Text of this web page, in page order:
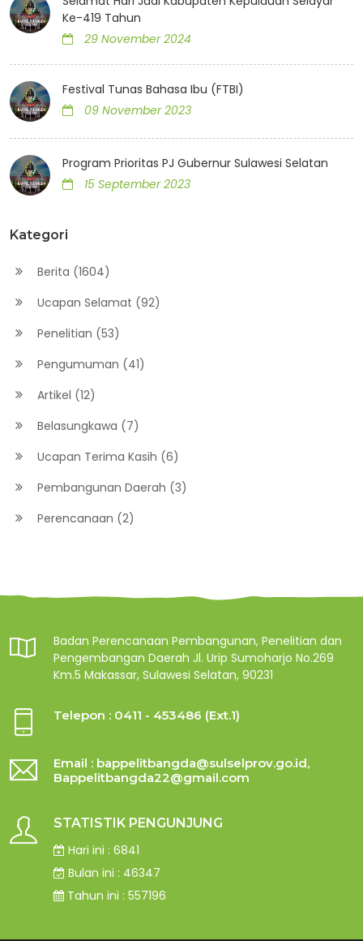
Ke-419 Tahun
29 November 2024
Festival Tunas Bahasa Ibu (FTBI)
09 November 2023
Program Prioritas PJ Gubernur Sulawesi Selatan
15 September 2023
Kategori
Berita (1604)
Ucapan Selamat (92)
Penelitian (53)
Pengumuman (41)
Artikel (12)
Belasungkawa (7)
Ucapan Terima Kasih (6)
Pembangunan Daerah (3)
Perencanaan (2)
Badan Perencanaan Pembangunan, Penelitian dan
Pengembangan Daerah Jl. Urip Sumoharjo No.269
Km.5 Makassar, Sulawesi Selatan, 90231
Telepon : 0411 - 453486 (Ext.1)
Email : bappelitbangda@sulselprov.go.id,
Bappelitbangda22@gmail.com
STATISTIK PENGUNJUNG
Hari ini : 6841
Bulan ini : 46347
Tahun ini : 557196